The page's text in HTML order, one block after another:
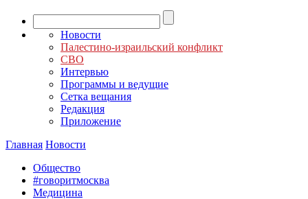
Новости
Палестино-израильский конфликт
СВО
Интервью
Программы и ведущие
Сетка вещания
Редакция
Приложение
Главная Новости
Общество
#говоритмосква
Медицина